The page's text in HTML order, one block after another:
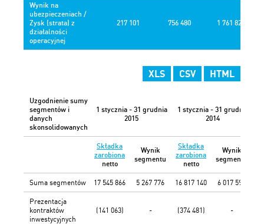
Wynik na
ubezpieczeniach /
Zysk (strata) z
działalności
operacyjnej
217 101 756 480 1 761 825
XLS CSV HTML
Uzgodnienie sumy
segmentów i
danych
skonsolidowanych
1 stycznia - 31 grudnia
2015
1 stycznia - 31 grudnia
2014
Składka
zarobiona
netto
Wynik
segmentu
Składka
zarobiona
netto
Wynik
segmentu
Suma segmentów 17 545 866 5 267 776 16 817 140 6 017 597
Prezentacja
kontraktów
inwestycyjnych
(141 063) - (374 481) -